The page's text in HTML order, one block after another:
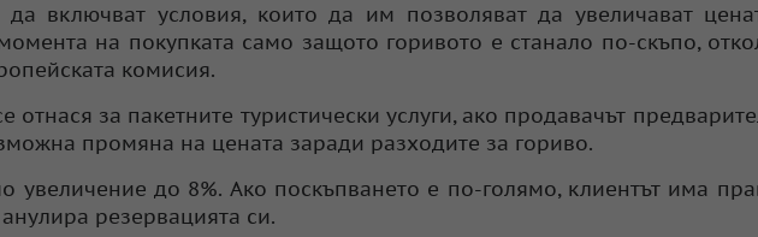
да включват условия, които да им позволяват да увеличават
на покупката само защото горивото е станало по-скъпо,
комисия.
отнася за пакетните туристически услуги, ако продавачът
промяна на цената заради разходите за гориво.
увеличение до 8%. Ако поскъпването е по-голямо, клиентът има
резервацията си.